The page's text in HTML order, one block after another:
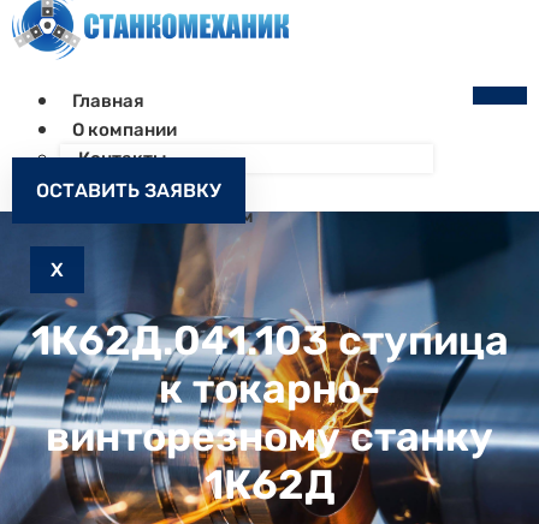
Главная
О компании
Контакты
Как заказать
Запчасти к станкам
X
ОСТАВИТЬ ЗАЯВКУ
1К62Д.041.103 ступица
к токарно-
винторезному станку
1К62Д